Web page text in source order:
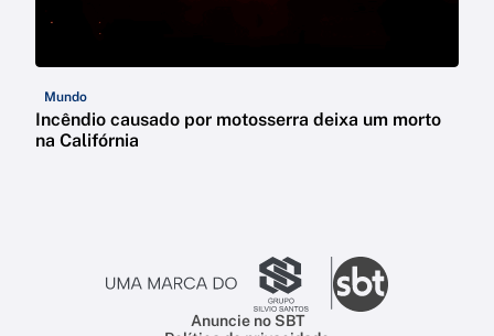
Mundo
Incêndio causado por motosserra deixa um morto
na Califórnia
Anuncie no SBT